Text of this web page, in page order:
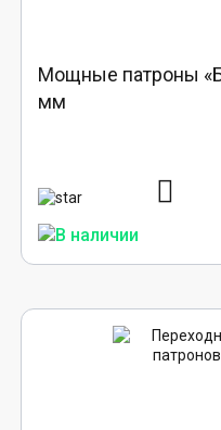
Мощные патроны
мм